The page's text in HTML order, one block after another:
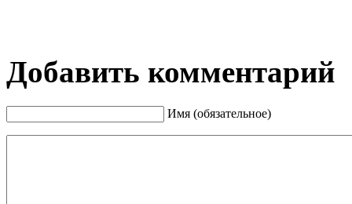
Добавить комментарий
Имя (обязательное)